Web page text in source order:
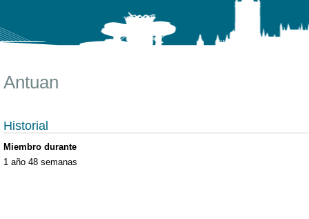
Antuan
Historial
Miembro durante
1 año 48 semanas